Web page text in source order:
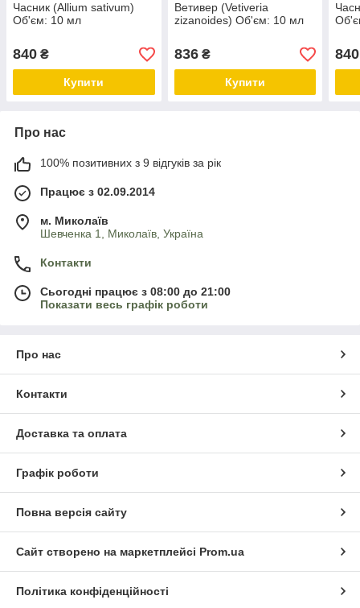
Часник (Allium sativum)
Об'єм: 10 мл
840 ₴
Купити
Ветивер (Vetiveria
zizanoides) Об'єм: 10 мл
836₴
Купити
840
Про нас
100% позитивних з 9 відгуків за рік
Працює з 02.09.2014
м. Миколаїв
Шевченка 1, Миколаїв, Україна
Контакти
Сьогодні працює з 08:00 до 21:00
Показати весь графік роботи
Про нас
Контакти
Доставка та оплата
Графік роботи
Повна версія сайту
Сайт створено на маркетплейсі Prom.ua
Політика конфіденційності